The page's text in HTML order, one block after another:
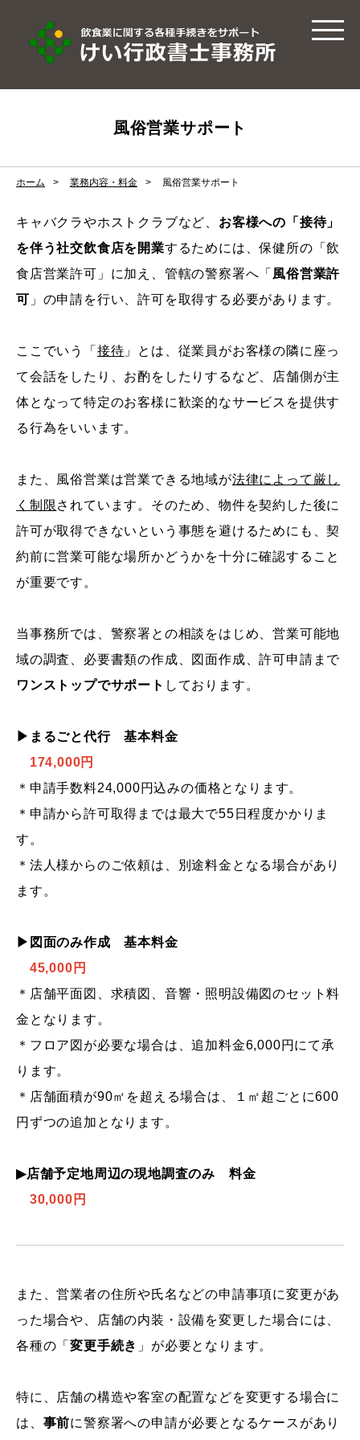
風俗営業サポート
ホーム 業務内容・料金 風俗営業サポート
キャバクラやホストクラブなど、 お客様への「接待」
を伴う社交飲食店を開業するためには、保健所の「飲
食店営業許可」に加え、管轄の警察署へ「 風俗営業許
可 」の申請を行い、許可を取得する必要があります。
ここでいう「 接待 」とは、従業員がお客様の隣に座っ
て会話をしたり、お酌をしたりするなど、店舗側が主
体となって特定のお客様に歓楽的なサービスを提供す
る行為をいいます。
また、風俗営業は営業できる地域が法律によって厳し
く制限されています。そのため、物件を契約した後に
許可が取得できないという事態を避けるためにも、契
約前に営業可能な場所かどうかを十分に確認すること
が重要です。
当事務所では、警察署との相談をはじめ、営業可能地
域の調査、必要書類の作成、図面作成、許可申請まで
ワンストップでサポート しております。
▶まるごと代行 基本料金
174,000円
＊申請手数料24,000円込みの価格となります。
＊申請から許可取得までは最大で55日程度かかりま
す。
＊法人様からのご依頼は、別途料金となる場合があり
ます。
▶図面のみ作成 基本料金
45,000円
＊店舗平面図、求積図、音響・照明設備図のセット料
金となります。
＊フロア図が必要な場合は、追加料金6,000円にて承
ります。
＊ 店舗面積が90㎡を超える場合は、
１㎡超ごとに600
円ずつの追加となります。
▶店舗予定地周辺の現地調査のみ 料金
30,000円
また、営業者の住所や氏名などの申請事項に変更があ
った場合や、店舗の内装・設備を変更した場合には、
各種の「変更手続き 」が必要となります。
特に、店舗の構造や客室の配置などを変更する場合に
は、 事前に警察署への申請が必要となるケースがあり